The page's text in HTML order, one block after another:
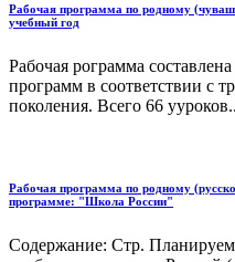
Рабочая программа по родному
учебный год
Рабочая рограмма
программ в соответствии с
поколения. Всего 66
Рабочая программа по родному
программе: "Школа России"
Содержание: Стр.